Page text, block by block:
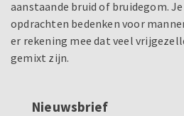
aanstaande bruid of bruidegom.
opdrachten bedenken voor
er rekening mee dat veel
gemixt zijn.
Nieuwsbrief